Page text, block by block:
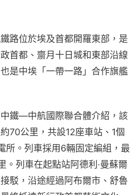
路位於埃及首都開羅東部，是
首都、齋月十日城和東部沿線
是中埃「一帶一路」合作旗艦
鐵—中航國際聯合體介紹，該
70公里，共設12座車站、1個
所。列車採用6輛固定編組，最
。列車在起點站阿德利·曼蘇爾
駁，沿途經過阿布爾市、舒魯